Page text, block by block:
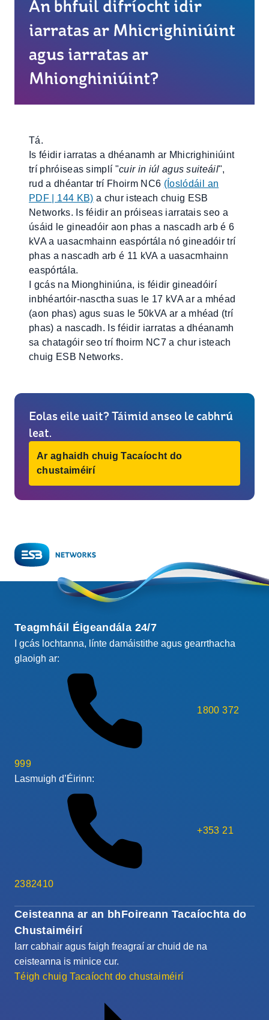
An bhfuil difríocht idir
iarratas ar Mhicrighiniúint
agus iarratas ar
Mhionghiniúint?
Tá.
Is féidir iarratas a dhéanamh ar Mhicrighiniúint
trí phróiseas simplí "cuir in iúl agus suiteáil",
rud a dhéantar trí Fhoirm NC6 (Íoslódáil an
PDF | 144 KB) a chur isteach chuig ESB
Networks. Is féidir an próiseas iarratais seo a
úsáid le gineadóir aon phas a nascadh arb é 6
kVA a uasacmhainn easpórtála nó gineadóir trí
phas a nascadh arb é 11 kVA a uasacmhainn
easpórtála.
I gcás na Mionghiniúna, is féidir gineadóirí
inbhéartóir-nasctha suas le 17 kVA ar a mhéad
(aon phas) agus suas le 50kVA ar a mhéad (trí
phas) a nascadh. Is féidir iarratas a dhéanamh
sa chatagóir seo trí fhoirm NC7 a chur isteach
chuig ESB Networks.
Eolas eile uait? Táimid anseo le cabhrú
leat.
Ar aghaidh chuig Tacaíocht do
chustaiméirí
Ceisteanna ar an bhFoireann Tacaíochta do
Chustaiméirí
Iarr cabhair agus faigh freagraí ar chuid de na
ceisteanna is minice cur.
Téigh chuig Tacaíocht do chustaiméirí
Teagmháil Éigeandála 24/7
I gcás lochtanna, línte damáistithe agus gearrthacha
glaoigh ar:
1800 372
999
Lasmuigh d’Éirinn:
+353 21
2382410